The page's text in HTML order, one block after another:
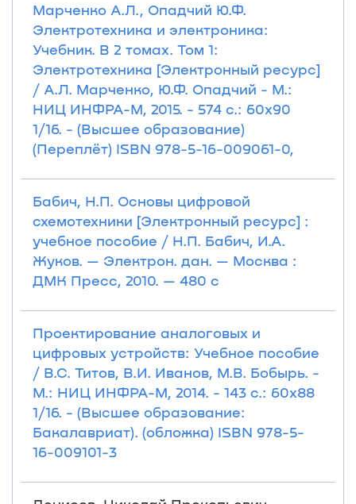
Марченко А.Л., Опадчий Ю.Ф.
Электротехника и электроника:
Учебник. В 2 томах. Том 1:
Электротехника [Электронный ресурс]
/ А.Л. Марченко, Ю.Ф. Опадчий - М.:
НИЦ ИНФРА-М, 2015. - 574 с.: 60x90
1/16. - (Высшее образование)
(Переплёт) ISBN 978-5-16-009061-0,
Бабич, Н.П. Основы цифровой
схемотехники [Электронный ресурс] :
учебное пособие / Н.П. Бабич, И.А.
Жуков. — Электрон. дан. — Москва :
ДМК Пресс, 2010. — 480 с
Проектирование аналоговых и
цифровых устройств: Учебное пособие
/ В.С. Титов, В.И. Иванов, М.В. Бобырь. -
М.: НИЦ ИНФРА-М, 2014. - 143 с.: 60x88
1/16. - (Высшее образование:
Бакалавриат). (обложка) ISBN 978-5-
16-009101-3